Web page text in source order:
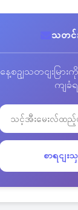
သတင်
နေ့စဥျသတငျးမြာ
ကျခံ
စာရငျး